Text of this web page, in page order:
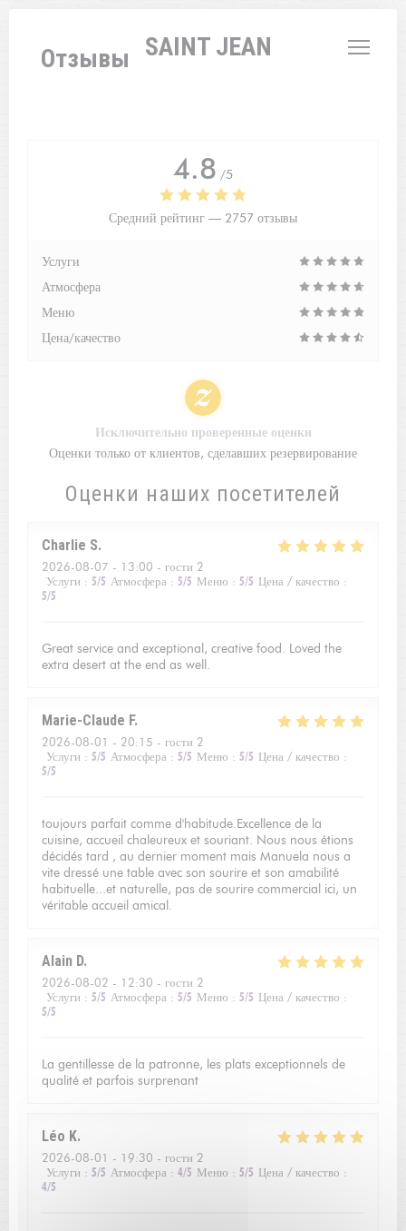
L'AUBERGE SAINT JEAN
Отзывы
Оценки наших посетителей
Charlie S
2026-08-07 - 13:00 - гости 2
Услуги : 5/5 Атмосфера : 5/5 Меню : 5/5 Цена / качество :
5/5
Great service and exceptional, creative food. Loved the
extra desert at the end as well.
Marie-Claude F
2026-08-01 - 20:15 - гости 2
Услуги : 5/5 Атмосфера : 5/5 Меню : 5/5 Цена / качество :
5/5
toujours parfait comme d'habitude.Excellence de la
cuisine, accueil chaleureux et souriant. Nous nous étions
décidés tard , au dernier moment mais Manuela nous a
vite dressé une table avec son sourire et son amabilité
habituelle...et naturelle, pas de sourire commercial ici, un
véritable accueil amical.
Alain D
2026-08-02 - 12:30 - гости 2
Услуги : 5/5 Атмосфера : 5/5 Меню : 5/5 Цена / качество :
5/5
La gentillesse de la patronne, les plats exceptionnels de
qualité et parfois surprenant
Léo K
2026-08-01 - 19:30 - гости 2
Услуги : 5/5 Атмосфера : 4/5 Меню : 5/5 Цена / качество :
4/5
4.8 /5
Средний рейтинг — 2757 отзывы
Услуги
Атмосфера
Меню
Цена/качество
Исключительно проверенные оценки
Оценки только от клиентов, сделавших резервирование